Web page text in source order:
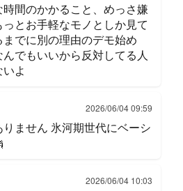
間のかかること、めっさ嫌
とお手軽なモノとしか見て
でに別の理由のデモ始め
でもいいから反対してる人
よ
2026/06/04 09:59
ません 氷河期世代にベーシ
2026/06/04 10:03